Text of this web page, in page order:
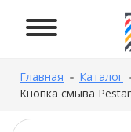
Главная
Каталог
Кнопка смыва